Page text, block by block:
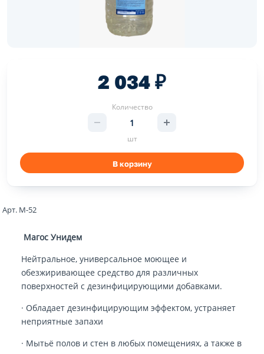
2 034 ₽
Количество
шт
В корзину
Арт. М-52
Магос Унидем
Нейтральное, универсальное моющее и
обезжиривающее средство для различных
поверхностей с дезинфицирующими добавками.
· Обладает дезинфицирующим эффектом, устраняет
неприятные запахи
· Мытьё полов и стен в любых помещениях, а также в